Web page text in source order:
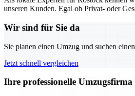
unseren Kunden. Egal ob Privat- oder
Wir sind für Sie da
Sie planen einen Umzug und suchen
Jetzt schnell vergleichen
Ihre professionelle